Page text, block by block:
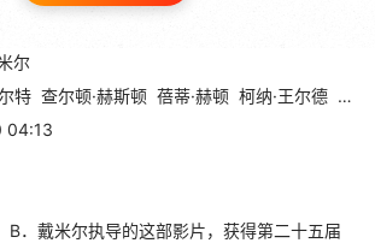
尔
特 查尔顿·赫斯顿 蓓蒂·赫顿 柯纳·王尔德 多萝
04:13
戴米尔执导的这部影片，获得第二十五届